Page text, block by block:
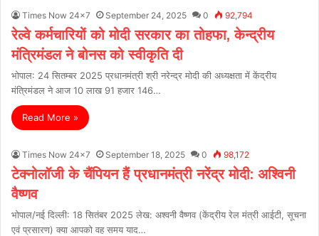
Times Now 24x7 September 24, 2025 0 92,794
रेल्वे कर्मचारियों को मोदी सरकार का तोहफा, केन्‍द्रीय
मंत्रिमंडल ने बोनस को स्वीकृति दी
भोपाल: 24 सितम्बर 2025 प्रधानमंत्री श्री नरेन्द्र मोदी की अध्यक्षता में केंद्रीय
मंत्रिमंडल ने आज 10 लाख 91 हजार 146…
Read More »
Times Now 24x7 September 18, 2025 0 98,172
टेक्नोलॉजी के चैंपियन हैं प्रधानमंत्री नरेंद्र मोदी: अश्विनी
वैष्णव
भोपाल/नई दिल्ली: 18 सितंबर 2025 लेख: अश्वनी वैष्णव (केंद्रीय रेल मंत्री आईटी, सूचना
एवं प्रसारण) क्या आपको वह समय याद…